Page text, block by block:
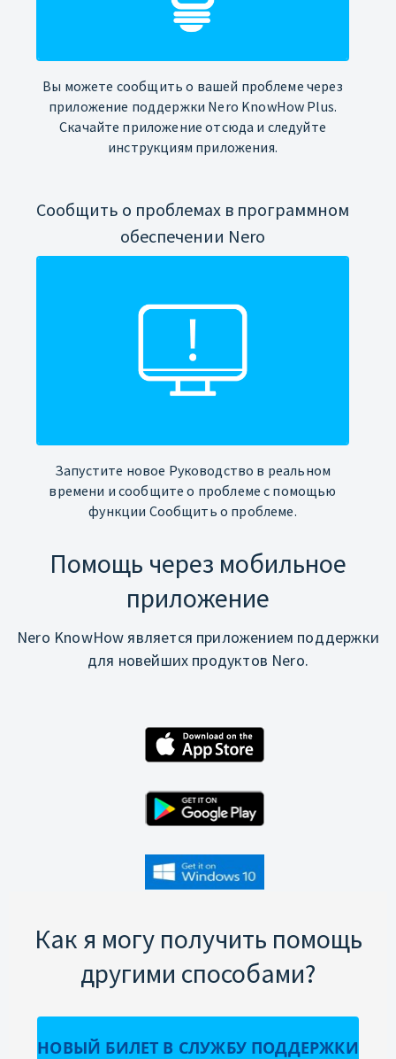
Вы можете сообщить о вашей проблеме через
приложение поддержки Nero KnowHow Plus.
Скачайте приложение отсюда и следуйте
инструкциям приложения.
Сообщить о проблемах в программном
обеспечении Nero
Запустите новое Руководство в реальном
времени и сообщите о проблеме с помощью
функции Сообщить о проблеме.
Помощь через мобильное
приложение
Nero KnowHow является приложением поддержки
для новейших продуктов Nero.
Как я могу получить помощь
другими способами?
НОВЫЙ БИЛЕТ В СЛУЖБУ ПОДДЕРЖКИ